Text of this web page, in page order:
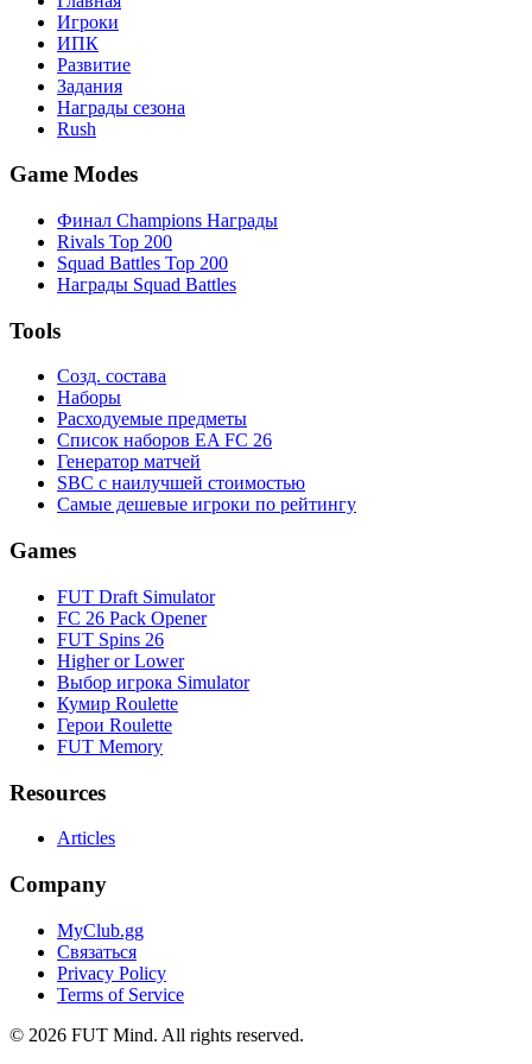
Игроки
ИПК
Развитие
Задания
Награды сезона
Rush
Game Modes
Финал Champions Награды
Rivals Top 200
Squad Battles Top 200
Награды Squad Battles
Tools
Созд. состава
Наборы
Расходуемые предметы
Список наборов EA FC 26
Генератор матчей
SBC с наилучшей стоимостью
Самые дешевые игроки по рейтингу
Games
FUT Draft Simulator
FC 26 Pack Opener
FUT Spins 26
Higher or Lower
Выбор игрока Simulator
Кумир Roulette
Герои Roulette
FUT Memory
Resources
Articles
Company
MyClub.gg
Связаться
Privacy Policy
Terms of Service
© 2026 FUT Mind. All rights reserved.